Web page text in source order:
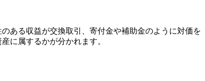
ある収益が交換取引、寄付金や補助金のように対価を
に属するかが分かれます。